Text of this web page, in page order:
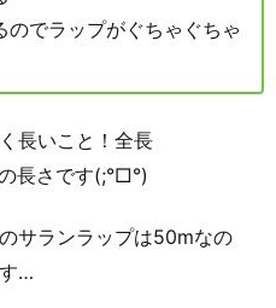
のでラップがぐちゃぐちゃ
長いこと！全長
長さです(;°□°)
サランラップは50mなの
…